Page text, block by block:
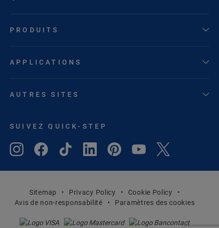
PRODUITS
APPLICATIONS
AUTRES SITES
SUIVEZ QUICK-STEP
Sitemap Privacy Policy
Cookie Policy
Avis de non-responsabilité
Paramètres des cookies